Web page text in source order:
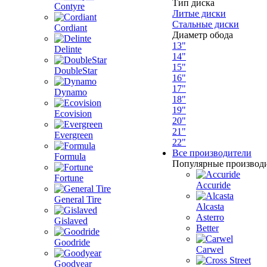
Contyre
Cordiant
Delinte
DoubleStar
Dynamo
Ecovision
Evergreen
Formula
Fortune
General Tire
Gislaved
Goodride
Goodyear
Тип диска
Литые диски
Стальные диски
Диаметр обода
13"
14"
15"
16"
17"
18"
19"
20"
21"
22"
Все производители
Популярные
Accuride
Alcasta
Asterro
Better
Carwel